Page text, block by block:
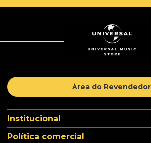
Área do Revendedor
Institucional
Política comercial